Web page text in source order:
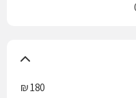
180 ₪